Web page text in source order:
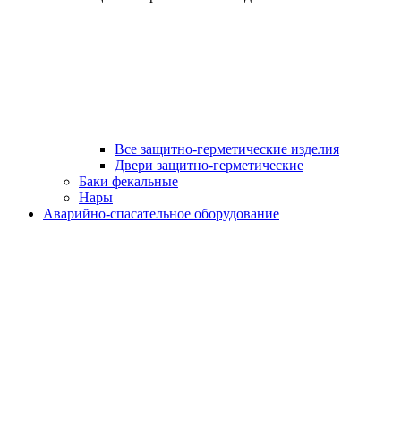
Все защитно-герметические изделия
Двери защитно-герметические
Баки фекальные
Нары
Аварийно-спасательное оборудование